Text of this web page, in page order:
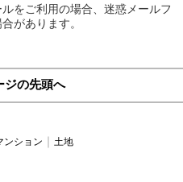
をご利用の場合、迷惑メールフ
があります。
ジの先頭へ
ンション 土地